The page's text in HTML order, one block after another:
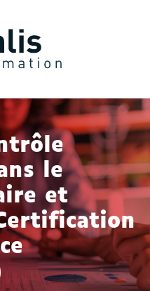
le
et